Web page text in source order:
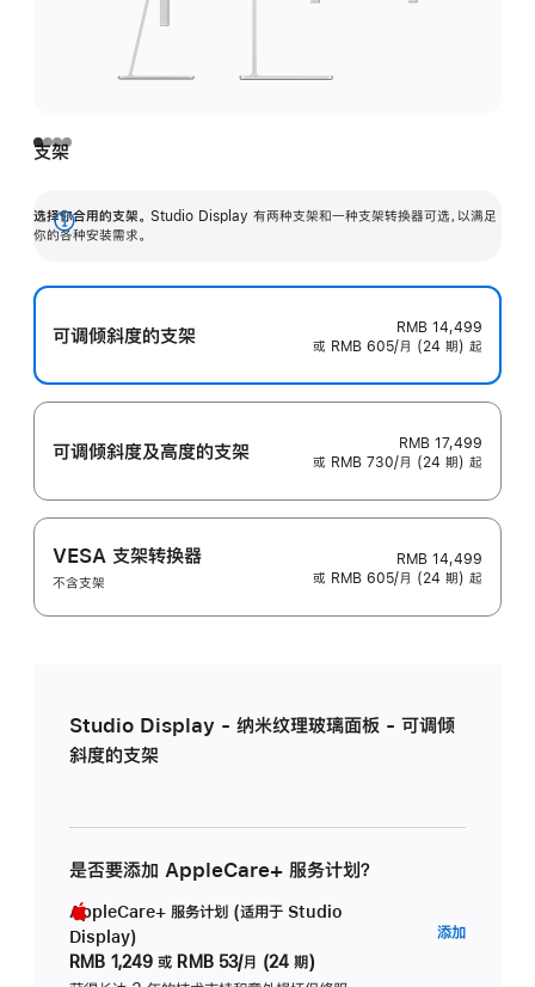
支架
选择你合用的支架。 Studio Display 有两种支架和一种支架转换器可选，以满足
你的各种安装需求。
展
可调倾斜度的支架
RMB 14,499
或 RMB 605/月 (24 期) 起
可调倾斜度及高‍度的支‍架
RMB 17,499
或 RMB 730/月 (24 期) 起
VESA 支架转换器
不含支架
RMB 14,499
或 RMB 605/月 (24 期) 起
Studio Display - 纳米纹理玻璃面板 - 可调倾
斜度的支架
是否要添加 AppleCare+ 服务计划？
AppleCare+ 服务计划 (适用于 Studio
Display)
RMB 1,249 或 RMB 53/月 (24 期)
添加